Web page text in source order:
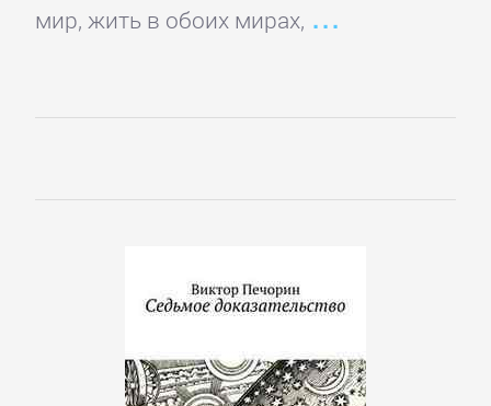
мир, жить в обоих мирах,
Исторические
фантастические